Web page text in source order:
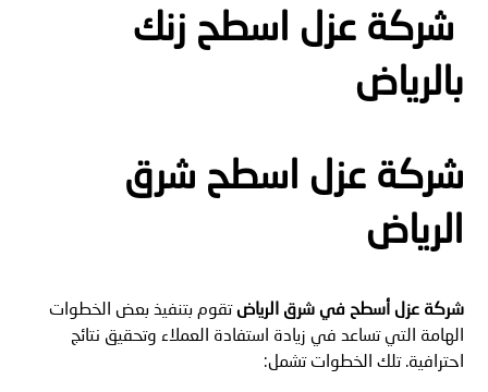
شركة عزل اسطح زنك
بالرياض
شركة عزل اسطح شرق
الرياض
شركة عزل أسطح في شرق الرياضتقوم بتنفيذ بعض الخطوات
الهامة التي تساعد في زيادة استفادة العملاء وتحقيق نتائج
احترافية. تلك الخطوات تشمل: